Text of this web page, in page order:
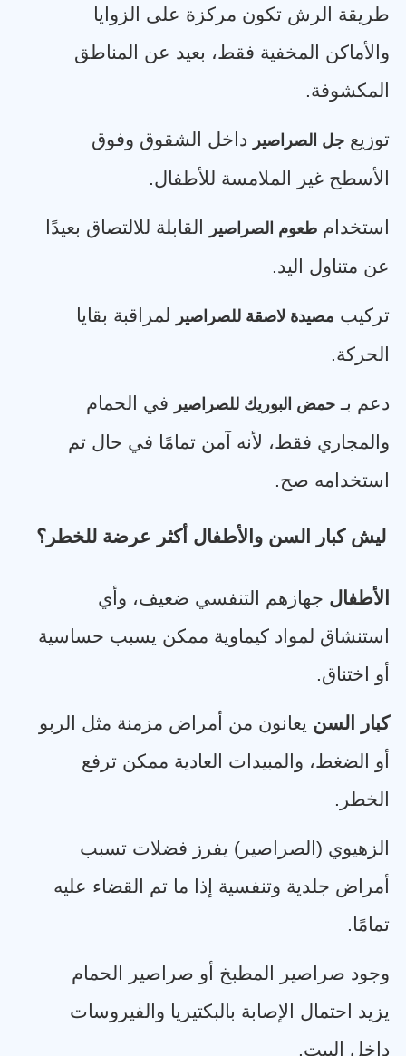
طريقة الرش تكون مركزة على الزوايا
والأماكن المخفية فقط، بعيد عن المناطق
المكشوفة.
توزيع جل الصراصير داخل الشقوق وفوق
الأسطح غير الملامسة للأطفال.
استخدام طعوم الصراصير
القابلة للالتصاق بعيدًا
عن متناول اليد.
تركيب مصيدة لاصقة للصراصير لمراقبة بقايا
الحركة.
دعم بـ حمض البوريك للصراصير في الحمام
والمجاري فقط، لأنه آمن تمامًا في حال تم
استخدامه صح.
ليش كبار السن والأطفال أكثر عرضة للخطر؟
الأطفال جهازهم التنفسي ضعيف، وأي
استنشاق لمواد كيماوية ممكن يسبب حساسية
أو اختناق.
كبار السن يعانون من أمراض مزمنة مثل الربو
أو الضغط، والمبيدات العادية ممكن ترفع
الخطر .
الزهيوي (الصراصير) يفرز فضلات تسبب
أمراض جلدية وتنفسية إذا ما تم القضاء عليه
تمامًا.
وجود صراصير المطبخ أو صراصير الحمام
يزيد احتمال الإصابة بالبكتيريا والفيروسات
داخل البيت.